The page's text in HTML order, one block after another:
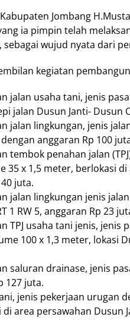
Jombang
ia pimpin telah
wujud nyata dari
kegiatan
jalan usaha tani, jenis
jalan Dusun Janti- Dusun
jalan lingkungan, jenis
anggaran Rp 100
tembok penahan jalan
35 x 1,5 meter, berlokasi
juta.
jalan lingkungan jenis
1 RW 5, anggaran Rp 23
TPJ usaha tani jenis,
100 x 1,3 meter, lokasi
saluran drainase, jenis
127 juta.
jenis pekerjaan urugan
area persawahan Dusun